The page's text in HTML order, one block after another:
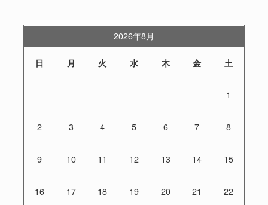
2026年8月
日 月 火 水 木 金 土
1
2 3 4 5 6 7 8
9 10 11 12 13 14 15
16 17 18 19 20 21 22